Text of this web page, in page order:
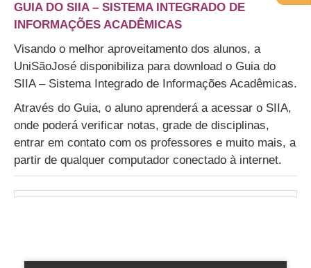
GUIA DO SIIA – SISTEMA INTEGRADO DE
INFORMAÇÕES ACADÊMICAS
Visando o melhor aproveitamento dos alunos, a
UniSãoJosé disponibiliza para download o Guia do
SIIA – Sistema Integrado de Informações Acadêmicas.
Através do Guia, o aluno aprenderá a acessar o SIIA,
onde poderá verificar notas, grade de disciplinas,
entrar em contato com os professores e muito mais, a
partir de qualquer computador conectado à internet.